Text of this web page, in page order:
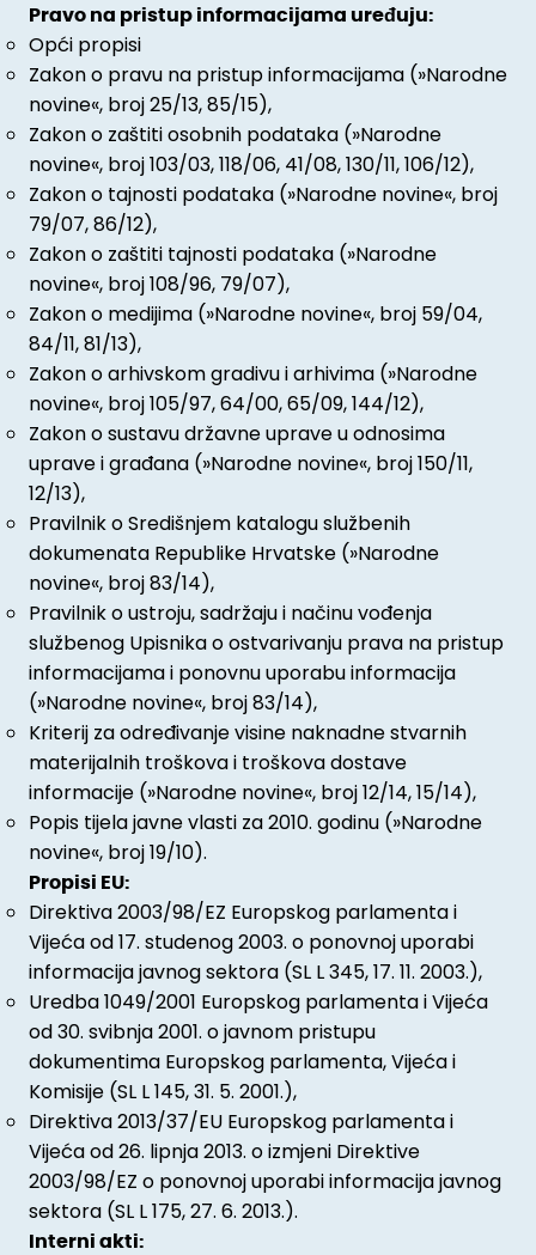
Pravo na pristup informacijama uređuju:
Opći propisi
Zakon o pravu na pristup informacijama (»Narodne
novine«, broj 25/13, 85/15),
Zakon o zaštiti osobnih podataka (»Narodne
novine«, broj 103/03, 118/06, 41/08, 130/11, 106/12),
Zakon o tajnosti podataka (»Narodne novine«, broj
79/07, 86/12),
Zakon o zaštiti tajnosti podataka (»Narodne
novine«, broj 108/96, 79/07),
Zakon o medijima (»Narodne novine«, broj 59/04,
84/11, 81/13),
Zakon o arhivskom gradivu i arhivima (»Narodne
novine«, broj 105/97, 64/00, 65/09, 144/12),
Zakon o sustavu državne uprave u odnosima
uprave i građana (»Narodne novine«, broj 150/11,
12/13),
Pravilnik o Središnjem katalogu službenih
dokumenata Republike Hrvatske (»Narodne
novine«, broj 83/14),
Pravilnik o ustroju, sadržaju i načinu vođenja
službenog Upisnika o ostvarivanju prava na pristup
informacijama i ponovnu uporabu informacija
(»Narodne novine«, broj 83/14),
Kriterij za određivanje visine naknadne stvarnih
materijalnih troškova i troškova dostave
informacije (»Narodne novine«, broj 12/14, 15/14),
Popis tijela javne vlasti za 2010. godinu (»Narodne
novine«, broj 19/10).
Propisi EU:
Direktiva 2003/98/EZ Europskog parlamenta i
Vijeća od 17. studenog 2003. o ponovnoj uporabi
informacija javnog sektora (SL L 345, 17. 11. 2003.),
Uredba 1049/2001 Europskog parlamenta i Vijeća
od 30. svibnja 2001. o javnom pristupu
dokumentima Europskog parlamenta, Vijeća i
Komisije (SL L 145, 31. 5. 2001.),
Direktiva 2013/37/EU Europskog parlamenta i
Vijeća od 26. lipnja 2013. o izmjeni Direktive
2003/98/EZ o ponovnoj uporabi informacija javnog
sektora (SL L 175, 27. 6. 2013.).
Interni akti: